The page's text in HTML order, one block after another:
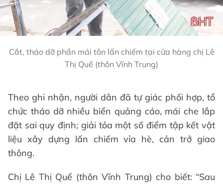
Cắt, tháo dỡ phần mái tôn lấn chiếm tại cửa hàng chị Lê
Thị Quế (thôn Vĩnh Trung)
Theo ghi nhận, người dân đã tự giác phối hợp, tổ
chức tháo dỡ nhiều biển quảng cáo, mái che lắp
đặt sai quy định; giải tỏa một số điểm tập kết vật
liệu xây dựng lấn chiếm vỉa hè, cản trở giao
thông.
Chị Lê Thị Quế (thôn Vĩnh Trung) cho biết: “Sau